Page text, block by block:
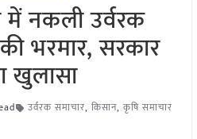
में नकली उर्वरक
भरमार, सरकार
खुलासा
उर्वरक समाचार, किसान, कृषि समाचार